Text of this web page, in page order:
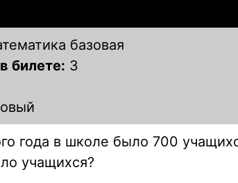
базовая
билете: 3
года в школе было 700
учащихся?